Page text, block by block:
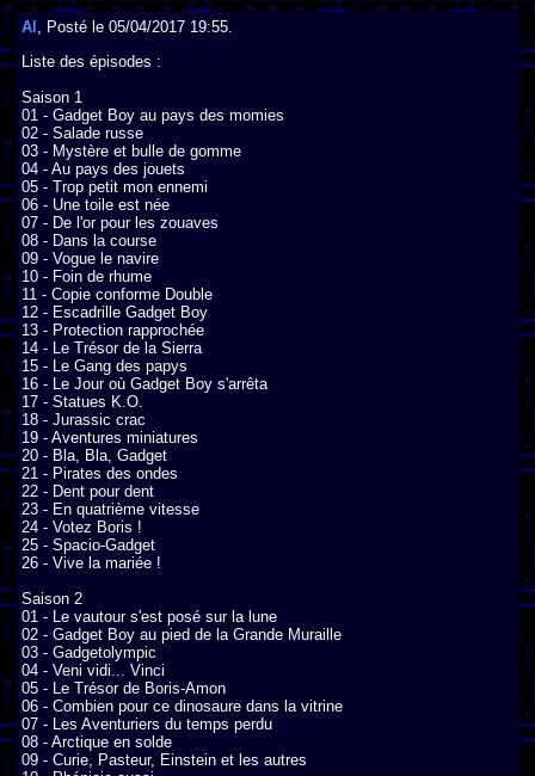
Al , Posté le 05/04/2017 19:55.
Liste des épisodes :
Saison 1
01 - Gadget Boy au pays des momies
02 - Salade russe
03 - Mystère et bulle de gomme
04 - Au pays des jouets
05 - Trop petit mon ennemi
06 - Une toile est née
07 - De l'or pour les zouaves
08 - Dans la course
09 - Vogue le navire
10 - Foin de rhume
11 - Copie conforme Double
12 - Escadrille Gadget Boy
13 - Protection rapprochée
14 - Le Trésor de la Sierra
15 - Le Gang des papys
16 - Le Jour où Gadget Boy s'arrêta
17 - Statues K.O.
18 - Jurassic crac
19 - Aventures miniatures
20 - Bla, Bla, Gadget
21 - Pirates des ondes
22 - Dent pour dent
23 - En quatrième vitesse
24 - Votez Boris !
25 - Spacio-Gadget
26 - Vive la mariée !
Saison 2
01 - Le vautour s'est posé sur la lune
02 - Gadget Boy au pied de la Grande Muraille
03 - Gadgetolympic
04 - Veni vidi... Vinci
05 - Le Trésor de Boris-Amon
06 - Combien pour ce dinosaure dans la vitrine
07 - Les Aventuriers du temps perdu
08 - Arctique en solde
09 - Curie, Pasteur, Einstein et les autres